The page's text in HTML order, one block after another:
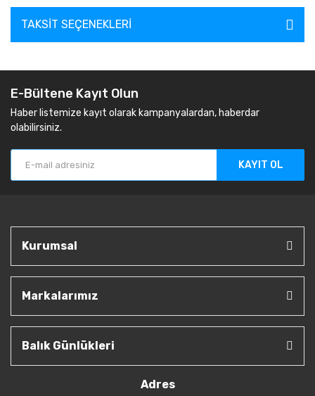
TAKSIT SEÇENEKLERI
E-Bültene Kayıt Olun
Haber listemize kayıt olarak kampanyalardan, haberdar
olabilirsiniz.
KAYIT OL
Kurumsal
Markalarımız
Balık Günlükleri
Adres